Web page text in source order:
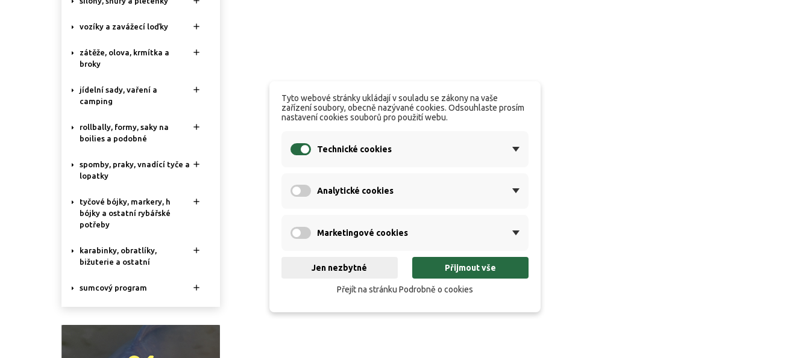
vozíky a zavážecí loďky 
zátěže, olova, krmítka a
broky

jídelní sady, vaření a
camping

rollbally, formy, saky na
boilies a podobné

spomby, praky, vnadící tyče a
lopatky

tyčové bójky, markery, h
bójky a ostatní rybářské
potřeby

karabinky, obratlíky,
bižuterie a ostatní

sumcový program 
Tyto webové stránky ukládají v souladu se zákony na vaše
zařízení soubory, obecně nazývané cookies. Odsouhlaste prosím
nastavení cookies souborů pro použití webu.
Technické cookies
Analytické cookies
Marketingové cookies
Jen nezbytné Přijmout vše
Přejít na stránku Podrobně o cookies